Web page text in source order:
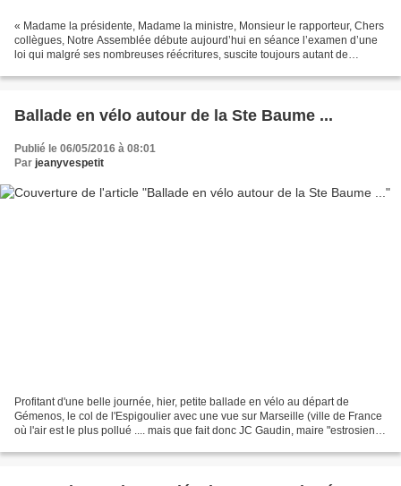
« Madame la présidente, Madame la ministre, Monsieur le rapporteur, Chers
collègues, Notre Assemblée débute aujourd’hui en séance l’examen d’une
loi qui malgré ses nombreuses réécritures, suscite toujours autant de
Ballade en vélo autour de la Ste Baume ...
Publié le 06/05/2016 à 08:01
Par jeanyvespetit
Profitant d'une belle journée, hier, petite ballade en vélo au départ de
Gémenos, le col de l'Espigoulier avec une vue sur Marseille (ville de France
où l'air est le plus pollué .... mais que fait donc JC Gaudin, maire "estrosien"